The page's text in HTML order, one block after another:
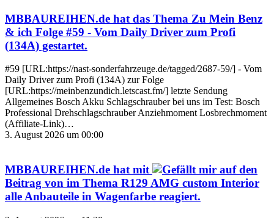
MBBAUREIHEN.de hat das Thema Zu Mein Benz
& ich Folge #59 - Vom Daily Driver zum Profi
(134A) gestartet.
#59 [URL:https://nast-sonderfahrzeuge.de/tagged/2687-59/] - Vom
Daily Driver zum Profi (134A) zur Folge
[URL:https://meinbenzundich.letscast.fm/] letzte Sendung
Allgemeines Bosch Akku Schlagschrauber bei uns im Test: Bosch
Professional Drehschlagschrauber Anziehmoment Losbrechmoment
(Affiliate-Link)…
3. August 2026 um 00:00
MBBAUREIHEN.de hat mit
auf den
Beitrag von im Thema R129 AMG custom Interior
alle Anbauteile in Wagenfarbe reagiert.